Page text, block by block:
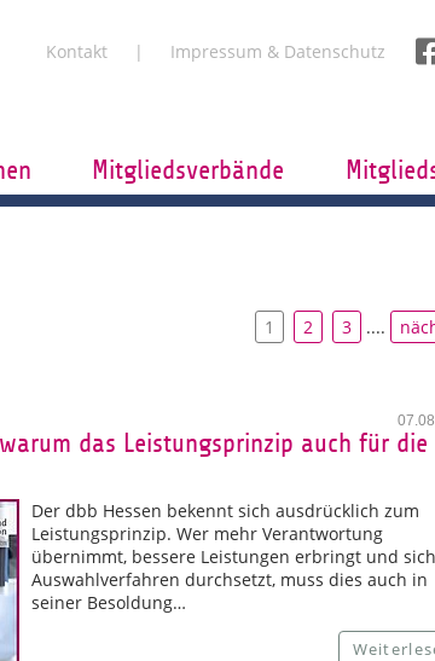
Kontakt Impressum & Datenschutz
Mitgliedsverbände
1 2 3 ....
das Leistungsprinzip auch für die
Der dbb Hessen bekennt sich ausdrücklich zum
Leistungsprinzip. Wer mehr Verantwortung
übernimmt, bessere Leistungen erbringt und
Auswahlverfahren durchsetzt, muss dies auch in
seiner Besoldung…